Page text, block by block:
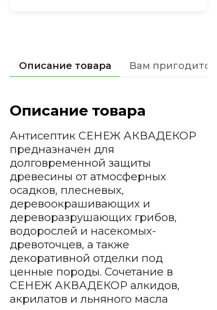
Описание товара Вам пригодится
Описание товара
Антисептик СЕНЕЖ АКВАДЕКОР
предназначен для
долговременной защиты
древесины от атмосферных
осадков, плесневых,
деревоокрашивающих и
дереворазрушающих грибов,
водорослей и насекомых-
древоточцев, а также
декоративной отделки под
ценные породы. Сочетание в
СЕНЕЖ АКВАДЕКОР алкидов,
акрилатов и льняного масла